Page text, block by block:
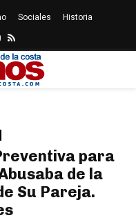
Sociales Historia
Youtube
Rss
para
de la
Su Pareja.